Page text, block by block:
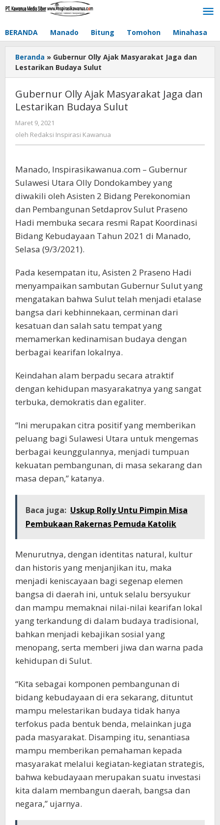
Lewati
BERANDA Manado Bitung Tomohon Minahasa
Beranda » Gubernur Olly Ajak Masyarakat Jaga dan
Lestarikan Budaya Sulut
Gubernur Olly Ajak Masyarakat Jaga dan
Lestarikan Budaya Sulut
Maret 9, 2021
Redaksi
Inspirasi
oleh Redaksi Inspirasi Kawanua
Manado, Inspirasikawanua.com – Gubernur
Sulawesi Utara Olly Dondokambey yang
diwakili oleh Asisten 2 Bidang Perekonomian
dan Pembangunan Setdaprov Sulut Praseno
Hadi membuka secara resmi Rapat Koordinasi
Bidang Kebudayaan Tahun 2021 di Manado,
Selasa (9/3/2021).
Pada kesempatan itu, Asisten 2 Praseno Hadi
menyampaikan sambutan Gubernur Sulut yang
mengatakan bahwa Sulut telah menjadi etalase
bangsa dari kebhinnekaan, cerminan dari
kesatuan dan salah satu tempat yang
memamerkan kedinamisan budaya dengan
berbagai kearifan lokalnya.
Keindahan alam berpadu secara atraktif
dengan kehidupan masyarakatnya yang sangat
terbuka, demokratis dan egaliter.
“Ini merupakan citra positif yang memberikan
peluang bagi Sulawesi Utara untuk mengemas
berbagai keunggulannya, menjadi tumpuan
kekuatan pembangunan, di masa sekarang dan
masa depan,” katanya.
Baca juga: Uskup Rolly Untu Pimpin Misa
Pembukaan Rakernas Pemuda Katolik
Menurutnya, dengan identitas natural, kultur
dan historis yang menjanjikan itu, maka
menjadi keniscayaan bagi segenap elemen
bangsa di daerah ini, untuk selalu bersyukur
dan mampu memaknai nilai-nilai kearifan lokal
yang terkandung di dalam budaya tradisional,
bahkan menjadi kebajikan sosial yang
menopang, serta memberi jiwa dan warna pada
kehidupan di Sulut.
“Kita sebagai komponen pembangunan di
bidang kebudayaan di era sekarang, dituntut
mampu melestarikan budaya tidak hanya
terfokus pada bentuk benda, melainkan juga
pada masyarakat. Disamping itu, senantiasa
mampu memberikan pemahaman kepada
masyarakat melalui kegiatan-kegiatan strategis,
bahwa kebudayaan merupakan suatu investasi
kita dalam membangun daerah, bangsa dan
negara,” ujarnya.